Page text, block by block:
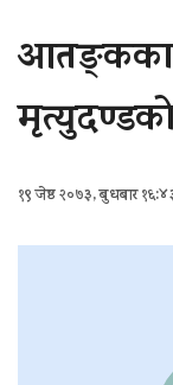
१९ जेष्ठ २०७३, बुधबार